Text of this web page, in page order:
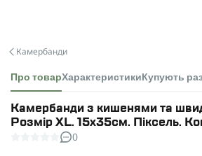
Камербанди
Про товарХарактеристики Купують
Камербанди з кишенями та
Розмір XL. 15х35см. Піксель.
0